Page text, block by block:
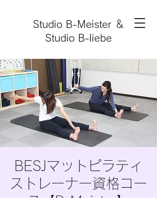
Studio B-Meister ＆
Studio B-liebe
BESJマットピラティ
ストレーナー資格コー